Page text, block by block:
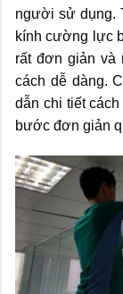
người sử dụng.
kính cường lực
rất đơn giản và
cách dễ dàng.
dẫn chi tiết
bước đơn giản